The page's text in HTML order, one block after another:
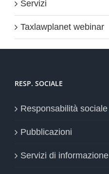
Servizi
Taxlawplanet webinar
RESP. SOCIALE
Responsabilità sociale
Pubblicazioni
Servizi di informazione